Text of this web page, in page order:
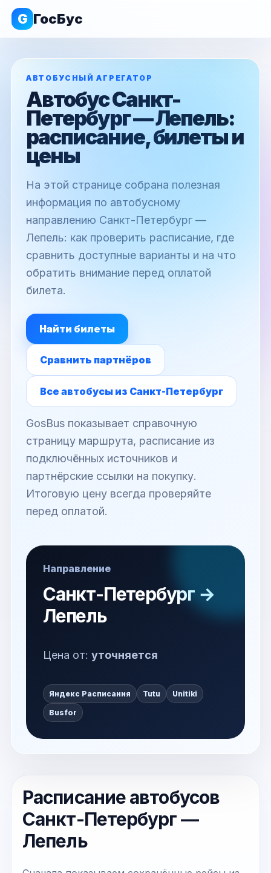
G ГосБус
АВТОБУСНЫЙ АГРЕГАТОР
Автобус Санкт-
Петербург — Лепель:
расписание, билеты и
цены
На этой странице собрана полезная
информация по автобусному
направлению Санкт-Петербург —
Лепель: как проверить расписание, где
сравнить доступные варианты и на что
обратить внимание перед оплатой
билета.
Найти билеты
Сравнить партнёров
Все автобусы из Санкт-Петербург
GosBus показывает справочную
страницу маршрута, расписание из
подключённых источников и
партнёрские ссылки на покупку.
Итоговую цену всегда проверяйте
перед оплатой.
Направление
Санкт-Петербург →
Лепель
Цена от: уточняется
Яндекс Расписания Tutu Unitiki
Busfor
Расписание автобусов
Санкт-Петербург —
Лепель